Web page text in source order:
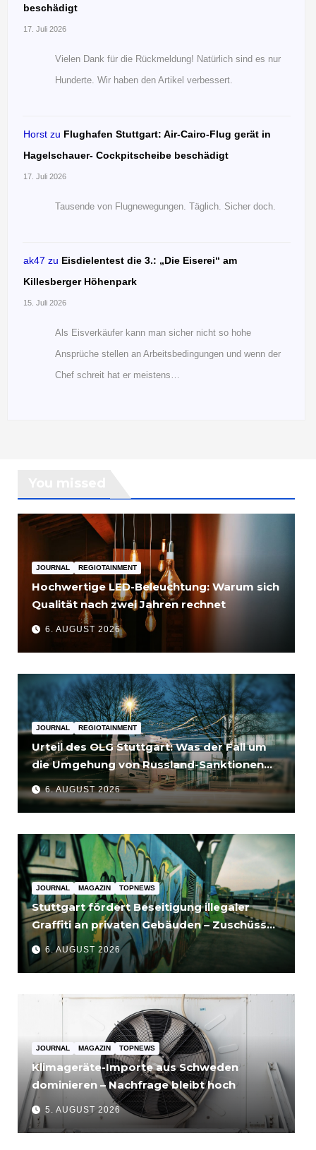
beschädigt
17. Juli 2026
Vielen Dank für die Rückmeldung! Natürlich sind es nur
Hunderte. Wir haben den Artikel verbessert.
Horst zu Flughafen Stuttgart: Air-Cairo-Flug gerät in
Hagelschauer- Cockpitscheibe beschädigt
17. Juli 2026
Tausende von Flugnewegungen. Täglich. Sicher doch.
ak47 zu Eisdielentest die 3.: „Die Eiserei“ am
Killesberger Höhenpark
15. Juli 2026
Als Eisverkäufer kann man sicher nicht so hohe
Ansprüche stellen an Arbeitsbedingungen und wenn der
Chef schreit hat er meistens…
JOURNAL REGIOTAINMENT
Hochwertige LED-Beleuchtung: Warum sich
Qualität nach zwei Jahren rechnet
6. AUGUST 2026
JOURNAL REGIOTAINMENT
Urteil des OLG Stuttgart: Was der Fall um
die Umgehung von Russland-Sanktionen
für Unternehmen bedeutet
6. AUGUST 2026
JOURNAL MAGAZIN TOPNEWS
Stuttgart fördert Beseitigung illegaler
Graffiti an privaten Gebäuden – Zuschüsse
bis 3.500 Euro
6. AUGUST 2026
JOURNAL MAGAZIN TOPNEWS
Klimageräte-Importe aus Schweden
dominieren – Nachfrage bleibt hoch
5. AUGUST 2026